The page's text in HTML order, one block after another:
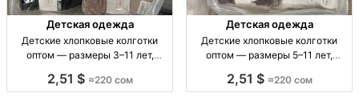
Детская одежда
Детские хлопковые колготки
оптом — размеры 3–11 лет,
колготки оптом, р-ры 3–11 лет,
2,51 $ ≈220 сом
Детская одежда
Детские хлопковые колготки
оптом — размеры 5–11 лет,
колготки, р-р 5–7, 7–9, 9–11 лет,
2,51 $ ≈220 сом